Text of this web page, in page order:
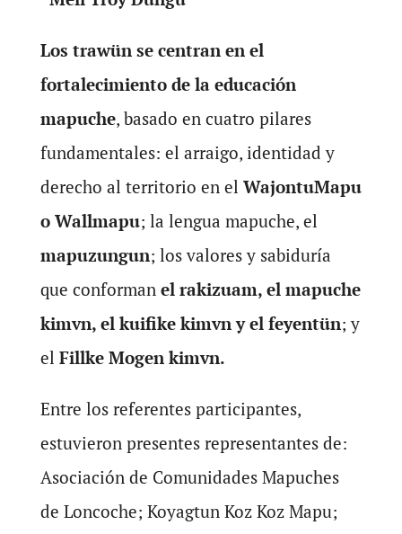
Los trawün se centran en el
fortalecimiento de la educación
mapuche, basado en cuatro pilares
fundamentales: el arraigo, identidad y
derecho al territorio en el WajontuMapu
o Wallmapu; la lengua mapuche, el
mapuzungun; los valores y sabiduría
que conforman el rakizuam, el mapuche
kimvn, el kuifike kimvn y el feyentün; y
el Fillke Mogen kimvn.
Entre los referentes participantes,
estuvieron presentes representantes de:
Asociación de Comunidades Mapuches
de Loncoche; Koyagtun Koz Koz Mapu;